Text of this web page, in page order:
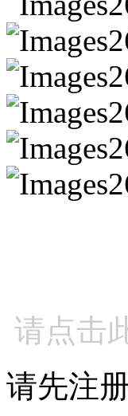
请点击
请先注